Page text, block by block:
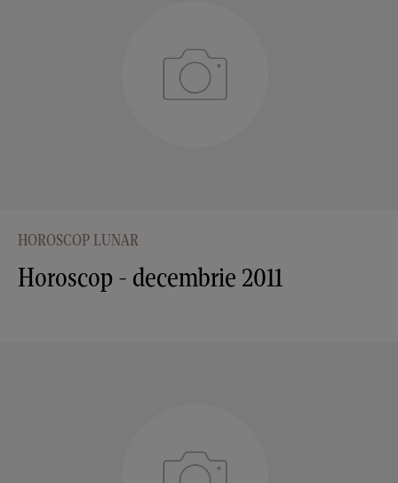
HOROSCOP LUNAR
Horoscop - decembrie 2011